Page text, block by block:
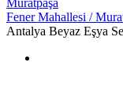
Fener Mahallesi /
Antalya Beyaz Eşya